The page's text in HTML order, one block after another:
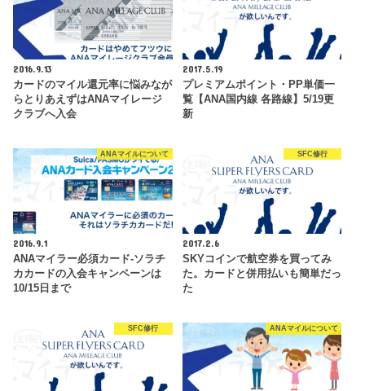
2016.9.13
カードのマイル還元率に悩みなが
らとりあえずはANAマイレージ
クラブへ入会
2017.5.19
プレミアムポイント・PP単価一
覧【ANA国内線 各路線】5/19更
新
ANAマイルについて
2016.9.1
ANAマイラー必須カード-ソラチ
カカードの入会キャンペーンは
10/15日まで
SFC修行
2017.2.6
SKYコインで航空券を買ってみ
た。カードと併用払いも簡単だっ
た
SFC修行 ANAマイルについて